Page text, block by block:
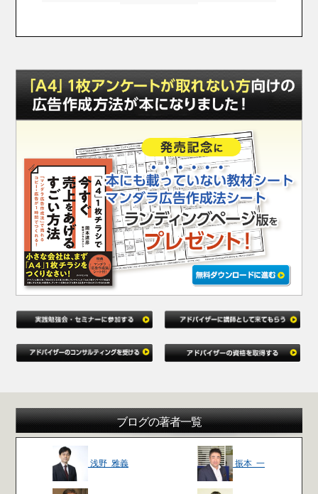
ブログの著者一覧
浅野 雅義 振本 一